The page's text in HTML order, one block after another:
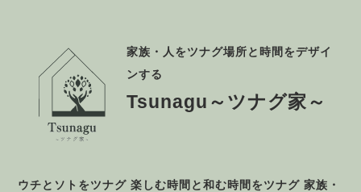
家族・人をツナグ場所と時間をデザイ
ンする
Tsunagu～ツナグ家～
ウチとソトをツナグ 楽しむ時間と和む時間をツナグ 家族・